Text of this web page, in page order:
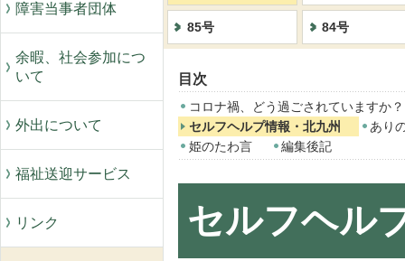
障害当事者団体
余暇、社会参加につ
いて
外出について
福祉送迎サービス
リンク
85号 84号
目次
コロナ禍、どう過ごされていますか？
セルフヘルプ情報・北九州
あり
姫のたわ言
編集後記
セルフヘル